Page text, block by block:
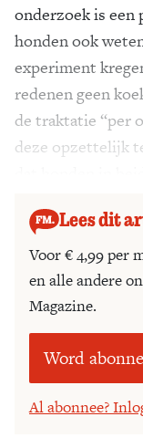
onderzoek is een
honden ook
experiment
redenen geen
de traktatie “per
deze opzettelijk
Lees dit
Voor € 4,99 per
en alle andere
Magazine.
Word
Al abonnee?